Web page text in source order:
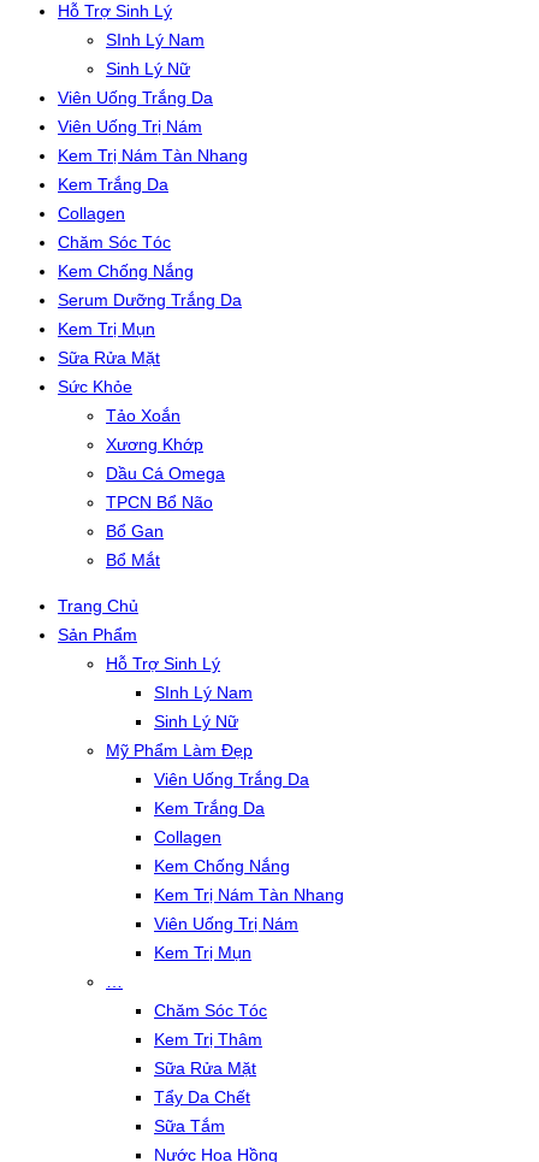
Hỗ Trợ Sinh Lý
SInh Lý Nam
Sinh Lý Nữ
Viên Uống Trắng Da
Viên Uống Trị Nám
Kem Trị Nám Tàn Nhang
Kem Trắng Da
Collagen
Chăm Sóc Tóc
Kem Chống Nắng
Serum Dưỡng Trắng Da
Kem Trị Mụn
Sữa Rửa Mặt
Sức Khỏe
Tảo Xoắn
Xương Khớp
Dầu Cá Omega
TPCN Bổ Não
Bổ Gan
Bổ Mắt
Trang Chủ
Sản Phẩm
Hỗ Trợ Sinh Lý
SInh Lý Nam
Sinh Lý Nữ
Mỹ Phẩm Làm Đẹp
Viên Uống Trắng Da
Kem Trắng Da
Collagen
Kem Chống Nắng
Kem Trị Nám Tàn Nhang
Viên Uống Trị Nám
Kem Trị Mụn
Chăm Sóc Tóc
Kem Trị Thâm
Sữa Rửa Mặt
Tẩy Da Chết
Sữa Tắm
Nước Hoa Hồng